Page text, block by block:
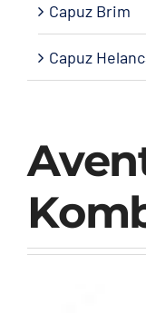
Capuz Brim
Capuz